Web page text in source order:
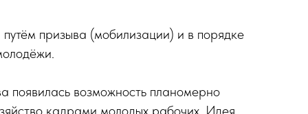
призыва (мобилизации) и в порядке
появилась возможность планомерно
кадрами молодых рабочих. Идея